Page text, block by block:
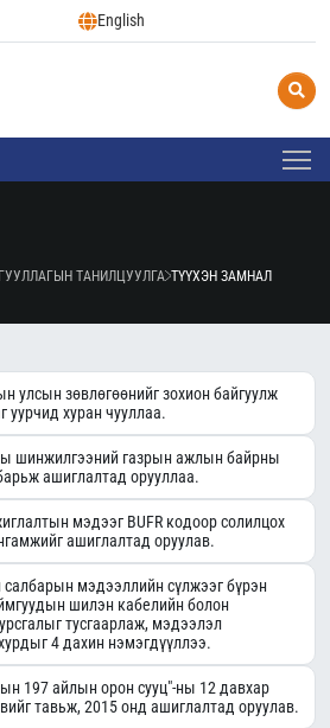
English
ТАНИЛЦУУЛГА ТҮҮХЭН ЗАМНАЛ
улсын зөвлөгөөнийг зохион байгуулж
уурчид хуран чууллаа.
шинжилгээний газрын ажлын байрны
ашиглалтад орууллаа.
мэдээг BUFR кодоор солилцох
ашиглалтад оруулав.
салбарын мэдээллийн сүлжээг бүрэн
шилэн кабелийн болон
тусгаарлаж, мэдээлэл
4 дахин нэмэгдүүллээ.
197 айлын орон сууц"-ны 12 давхар
тавьж, 2015 онд ашиглалтад оруулав.